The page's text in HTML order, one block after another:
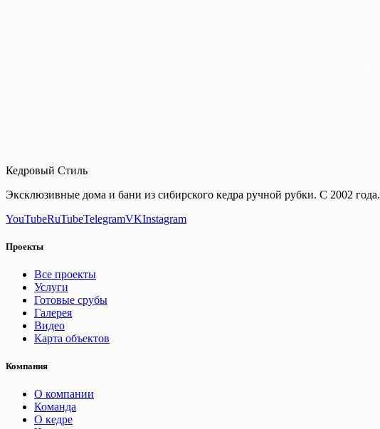
Кедровый Стиль
Эксклюзивные дома и бани из сибирского кедра ручной рубки. С 2002 года.
YouTubeRuTubeTelegramVKInstagram
Проекты
Все проекты
Услуги
Готовые срубы
Галерея
Видео
Карта объектов
Компания
О компании
Команда
О кедре